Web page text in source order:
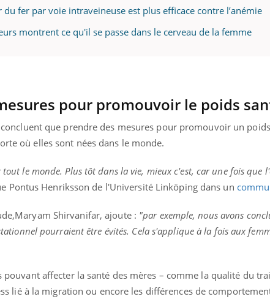
du fer par voie intraveineuse est plus efficace contre l’anémie
montrent ce qu'il se passe dans le cerveau de la femme
pour promouvoir le poids
concluent que prendre des mesures pour promouvoir un
où elles sont nées dans le monde.
le monde. Plus tôt dans la vie, mieux c'est, car une fois que
Pontus Henriksson de l'Université Linköping dans un
Shirvanifar, ajoute : "par exemple, nous avons
pourraient être évités. Cela s'applique à la fois aux
affecter la santé des mères – comme la qualité du
lié à la migration ou encore les différences de